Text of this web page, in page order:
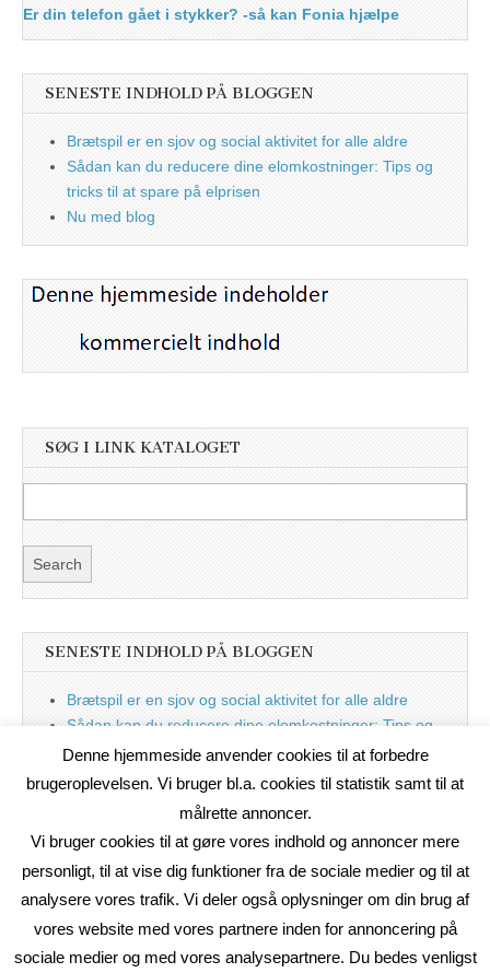
Er din telefon gået i stykker? -så kan Fonia hjælpe
SENESTE INDHOLD PÅ BLOGGEN
Brætspil er en sjov og social aktivitet for alle aldre
Sådan kan du reducere dine elomkostninger: Tips og
tricks til at spare på elprisen
Nu med blog
SØG I LINK KATALOGET
SENESTE INDHOLD PÅ BLOGGEN
Brætspil er en sjov og social aktivitet for alle aldre
Sådan kan du reducere dine elomkostninger: Tips og
tricks til at spare på elprisen
Nu med blog
Denne hjemmeside anvender cookies til at forbedre
brugeroplevelsen. Vi bruger bl.a. cookies til statistik samt til at
målrette annoncer.
Vi bruger cookies til at gøre vores indhold og annoncer mere
personligt, til at vise dig funktioner fra de sociale medier og til at
analysere vores trafik. Vi deler også oplysninger om din brug af
vores website med vores partnere inden for annoncering på
sociale medier og med vores analysepartnere. Du bedes venligst